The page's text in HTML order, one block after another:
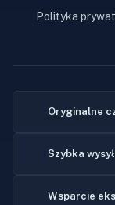
Polityka
Oryginalne
Szybka
Wsparcie